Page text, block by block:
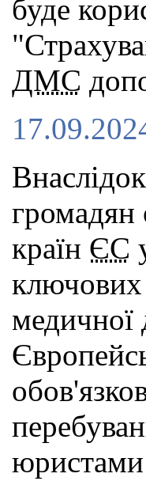
буде
ДМС
громадян
країн ЄС
ключових
медичної
юристами